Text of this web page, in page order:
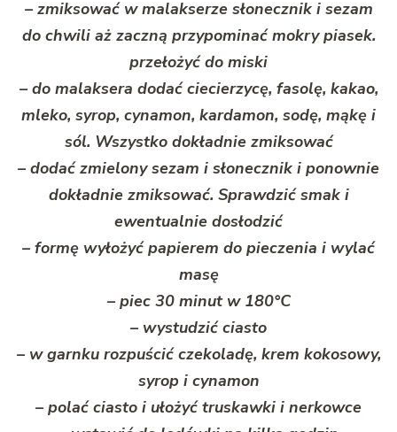
– zmiksować w malakserze słonecznik i sezam
do chwili aż zaczną przypominać mokry piasek.
przełożyć do miski
– do malaksera dodać ciecierzycę, fasolę, kakao,
mleko, syrop, cynamon, kardamon, sodę, mąkę i
sól. Wszystko dokładnie zmiksować
– dodać zmielony sezam i słonecznik i ponownie
dokładnie zmiksować. Sprawdzić smak i
ewentualnie dosłodzić
– formę wyłożyć papierem do pieczenia i wylać
masę
– piec 30 minut w 180°C
– wystudzić ciasto
– w garnku rozpuścić czekoladę, krem kokosowy,
syrop i cynamon
– polać ciasto i ułożyć truskawki i nerkowce